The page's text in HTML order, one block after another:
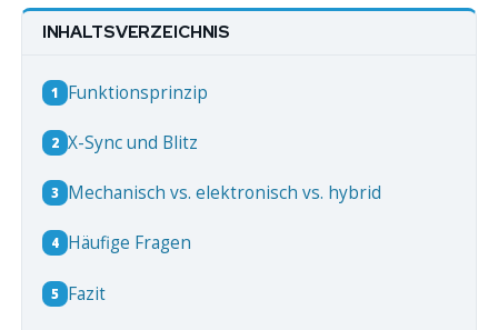
INHALTSVERZEICHNIS
1 Funktionsprinzip
2 X-Sync und Blitz
3 Mechanisch vs. elektronisch vs. hybrid
4 Häufige Fragen
5 Fazit